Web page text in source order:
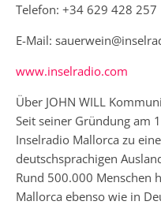
Telefon: +34 629 428 257
E-Mail:
www.inselradio.com
Über JOHN WILL
Seit seiner Gründung am
Inselradio Mallorca zu
deutschsprachigen
Rund 500.000 Menschen
Mallorca ebenso wie in